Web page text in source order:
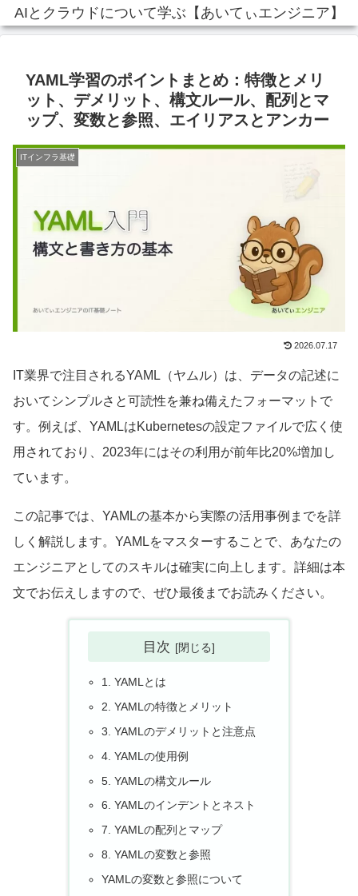
AIとクラウドについて学ぶ【あいてぃエンジニア】
YAML学習のポイントまとめ：特徴とメリ
ット、デメリット、構文ルール、配列とマ
ップ、変数と参照、エイリアスとアンカー
ITインフラ基礎
2026.07.17
IT業界で注目されるYAML（ヤムル）は、データの記述に
おいてシンプルさと可読性を兼ね備えたフォーマットで
す。例えば、YAMLはKubernetesの設定ファイルで広く使
用されており、2023年にはその利用が前年比20%増加し
ています。
この記事では、YAMLの基本から実際の活用事例までを詳
しく解説します。YAMLをマスターすることで、あなたの
エンジニアとしてのスキルは確実に向上します。詳細は本
文でお伝えしますので、ぜひ最後までお読みください。
目次
1. YAMLとは
2. YAMLの特徴とメリット
3. YAMLのデメリットと注意点
4. YAMLの使用例
5. YAMLの構文ルール
6. YAMLのインデントとネスト
7. YAMLの配列とマップ
8. YAMLの変数と参照
YAMLの変数と参照について